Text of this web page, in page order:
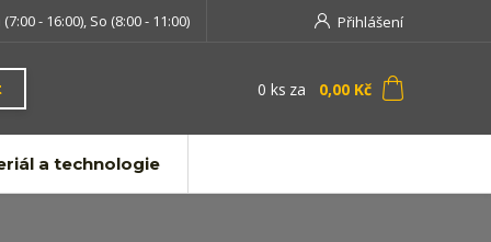
Přihlášení
- 16:00), So (8:00 - 11:00)
0 ks za 0,00 Kč
a technologie